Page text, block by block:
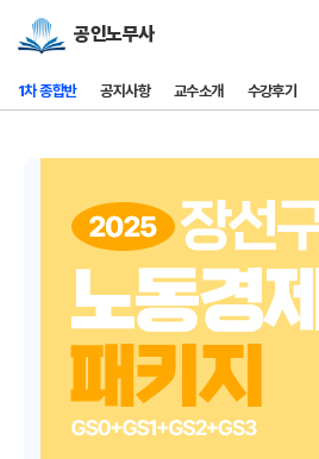
공인노무사
1차 종합반 공지사항 교수소개 수강후기